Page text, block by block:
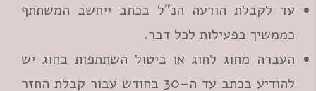
עד לקבלת הודעה הנ"ל בכתב ייחשב המשתתף
כממשיך בפעילות לכל דבר.
העברה מחוג לחוג או ביטול השתתפות בחוג יש
להודיע בכתב עד ה–30 בחודש עבור קבלת החזר